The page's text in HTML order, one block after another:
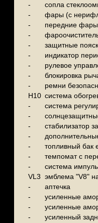
-
сопла
-
фары (c
-
передние
-
-
защитные
-
индикатор
-
рулевое
-
блокировка
-
ремни
H10 система
-
система
-
-
стабилизатор
-
-
топливный бак
-
темпомат с
-
система
VL3 эмблема "V8"
-
аптечка
-
усиленные
-
усиленные
-
усиленный